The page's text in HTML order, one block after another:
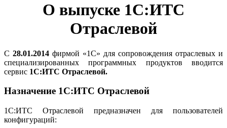
О выпуске 1С:ИТС
Отраслевой
С 28.01.2014 фирмой «1С» для сопровождения отраслевых и
специализированных программных продуктов вводится
сервис 1С:ИТС Отраслевой.
Назначение 1С:ИТС Отраслевой
1С:ИТС Отраслевой предназначен для пользователей
конфигураций: